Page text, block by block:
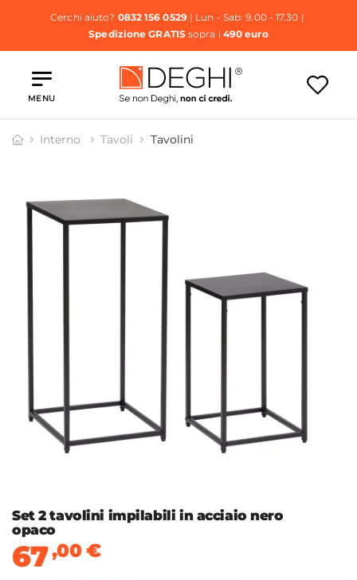
Cerchi aiuto? 0832 156 0529| Lun - Sab: 9.00 - 17.30 |
Spedizione GRATISsopra i 490 euro
MENU
Interno Tavoli Tavolini
Set 2 tavolini impilabili in acciaio nero
opaco
67,00€